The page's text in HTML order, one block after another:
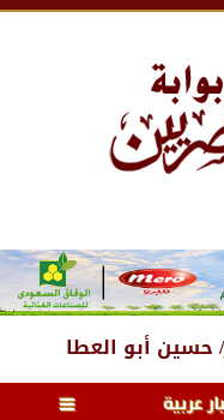
حسين أبو العطا
عربية